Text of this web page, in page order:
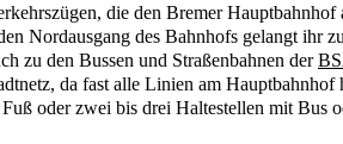
die den Bremer
Nordausgang des Bahnhofs gelangt ihr
zu den Bussen und Straßenbahnen der
da fast alle Linien am Hauptbahnhof
oder zwei bis drei Haltestellen mit Bus